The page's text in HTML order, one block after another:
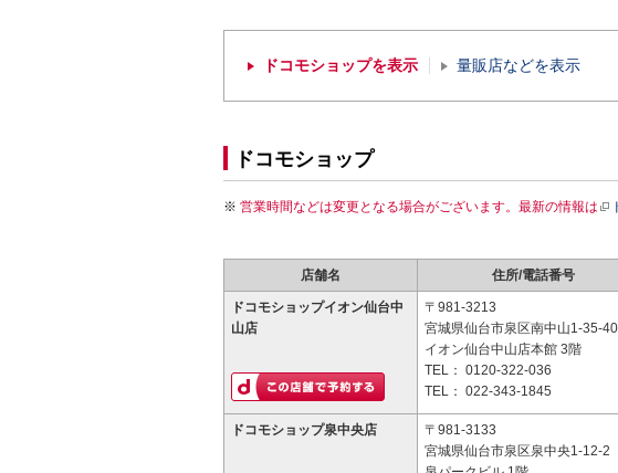
ドコモショップを表示 量販店などを表示
ドコモショップ
営業時間などは変更となる場合がございます。最新の情報は
店舗名 住所/電話番号
ドコモショップイオン仙台中
山店
〒981-3213
宮城県仙台市泉区南中山1-35-40
イオン仙台中山店本館 3階
TEL： 0120-322-036
TEL： 022-343-1845
ドコモショップ泉中央店
〒981-3133
宮城県仙台市泉区泉中央1-12-2